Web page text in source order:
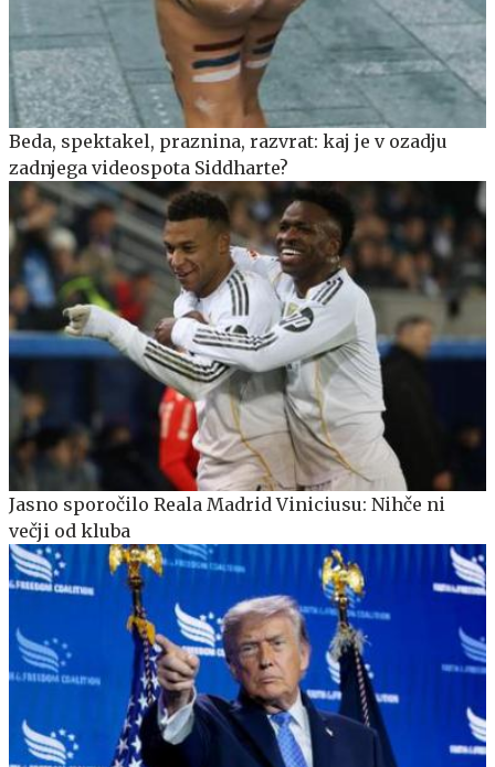
Beda, spektakel, praznina, razvrat: kaj je v ozadju
zadnjega videospota Siddharte?
Jasno sporočilo Reala Madrid Viniciusu: Nihče ni
večji od kluba